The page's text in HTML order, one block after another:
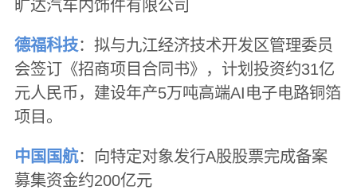
旷达汽车内饰件有限公司
德福科技：拟与九江经济技术开发区管理委员
会签订《招商项目合同书》，计划投资约31亿
元人民币，建设年产5万吨高端AI电子电路铜箔
项目。
中国国航：向特定对象发行A股股票完成备案
募集资金约200亿元